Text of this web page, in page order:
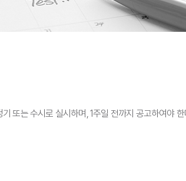
또는 수시로 실시하며, 1주일 전까지 공고하여야 한